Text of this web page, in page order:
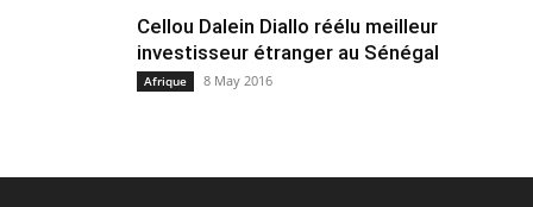
Cellou Dalein Diallo réélu meilleur
investisseur étranger au Sénégal
Afrique 8 May 2016